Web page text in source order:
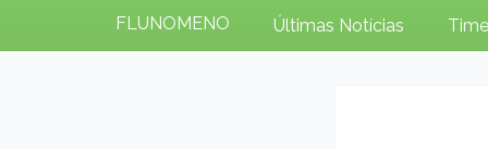
FLUNOMENO Últimas Notícias